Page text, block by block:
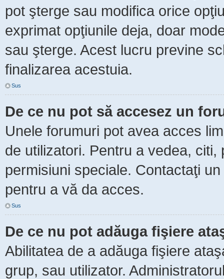
pot şterge sau modifica orice
exprimat opţiunile deja, doar
sau şterge. Acest lucru previne
finalizarea acestuia.
Sus
De ce nu pot să accesez un
Unele forumuri pot avea acces
de utilizatori. Pentru a vedea,
permisiuni speciale. Contactaţi
pentru a vă da acces.
Sus
De ce nu pot adăuga fişiere
Abilitatea de a adăuga fişiere
grup, sau utilizator.